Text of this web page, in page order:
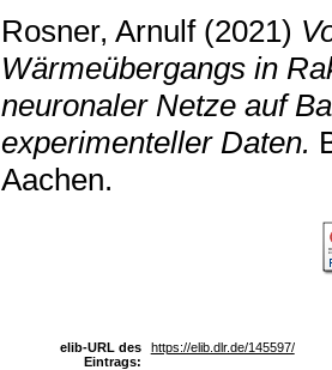
Rosner, Arnulf(2021)
Wärmeübergangs in
neuronaler Netze auf
experimenteller Daten.
Aachen.
elib-URL des
Eintrags:
https://elib.dlr.de/145597/